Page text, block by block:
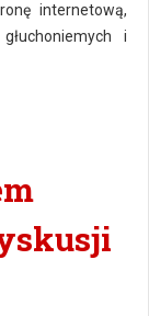
internetową,
i